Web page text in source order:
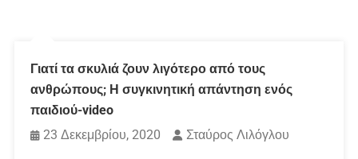
Γιατί τα σκυλιά ζουν λιγότερο από τους
ανθρώπους; Η συγκινητική απάντηση ενός
παιδιού-video
23 Δεκεμβρίου, 2020
Σταύρος Λιλόγλου